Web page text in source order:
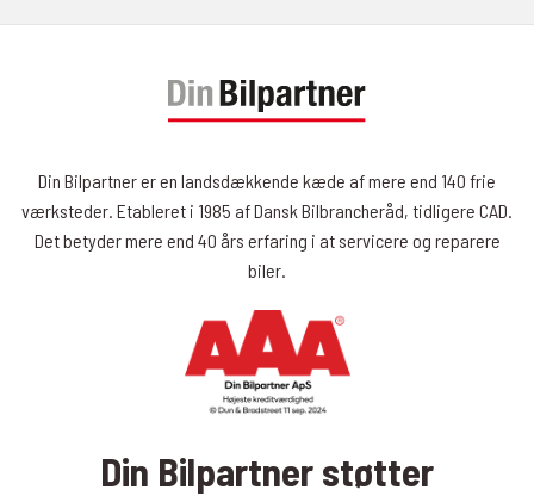
Din Bilpartner er en landsdækkende kæde af mere end 140 frie
værksteder. Etableret i 1985 af Dansk Bilbrancheråd, tidligere CAD.
Det betyder mere end 40 års erfaring i at servicere og reparere
biler.
Din Bilpartner støtter